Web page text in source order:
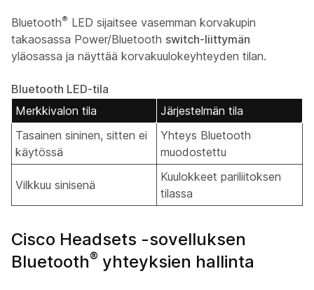
Bluetooth® LED sijaitsee vasemman korvakupin
takaosassa Power/Bluetooth switch-liittymän
yläosassa ja näyttää korvakuulokeyhteyden tilan.
Bluetooth LED-tila
Merkkivalon tila
Järjestelmän tila
Tasainen sininen, sitten ei
käytössä
Yhteys Bluetooth
muodostettu
Vilkkuu sinisenä
Kuulokkeet pariliitoksen
tilassa
Cisco Headsets -sovelluksen
Bluetooth® yhteyksien hallinta